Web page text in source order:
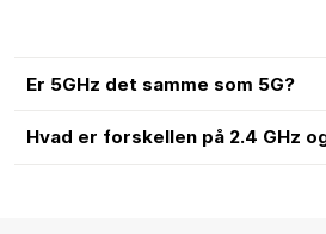
Er 5GHz det samme som 5G?
Hvad er forskellen på 2.4 GHz